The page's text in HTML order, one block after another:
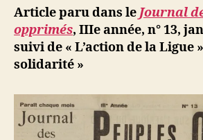
ji
b
Article paru dans le Journal
opprimés, IIIe année, n° 13,
suivi de « L’action de la Ligue
solidarité »